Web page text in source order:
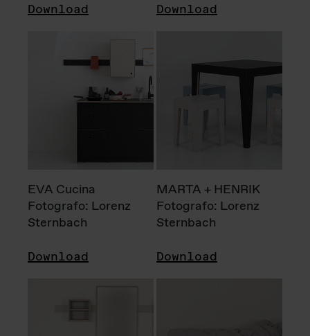
Download Download
EVA Cucina
Fotografo: Lorenz
Sternbach
Download
MARTA + HENRIK
Fotografo: Lorenz
Sternbach
Download